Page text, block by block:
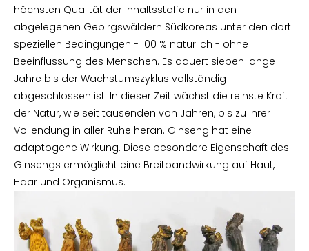
höchsten Qualität der Inhaltsstoffe nur in den
abgelegenen Gebirgswäldern Südkoreas unter den dort
speziellen Bedingungen - 100 % natürlich - ohne
Beeinflussung des Menschen. Es dauert sieben lange
Jahre bis der Wachstumszyklus vollständig
abgeschlossen ist. In dieser Zeit wächst die reinste Kraft
der Natur, wie seit tausenden von Jahren, bis zu ihrer
Vollendung in aller Ruhe heran. Ginseng hat eine
adaptogene Wirkung. Diese besondere Eigenschaft des
Ginsengs ermöglicht eine Breitbandwirkung auf Haut,
Haar und Organismus.